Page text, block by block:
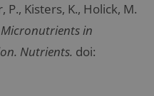
P., Kisters, K., Holick, M.
Micronutrients in
Nutrients. doi: